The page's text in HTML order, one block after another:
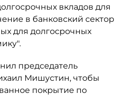
вкладов для
в банковский сектор
для долгосрочных
председатель
Мишустин, чтобы
покрытие по